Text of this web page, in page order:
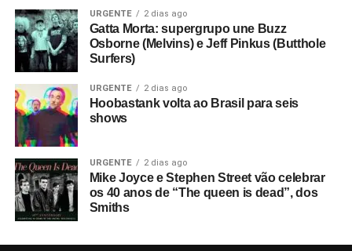
URGENTE 2 dias ago
Gatta Morta: supergrupo une Buzz
Osborne (Melvins) e Jeff Pinkus (Butthole
Surfers)
URGENTE 2 dias ago
Hoobastank volta ao Brasil para seis
shows
URGENTE 2 dias ago
Mike Joyce e Stephen Street vão celebrar
os 40 anos de “The queen is dead”, dos
Smiths